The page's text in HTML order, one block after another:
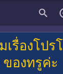
รื่องโปร
ของทรูค่ะ